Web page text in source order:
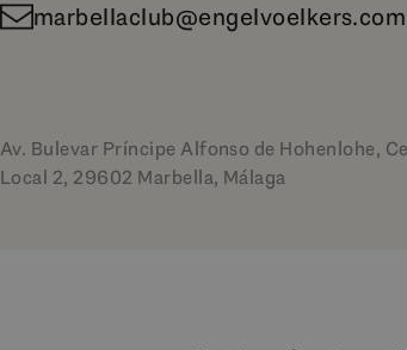
marbellaclub@engelvoelkers.com
Av. Bulevar Príncipe Alfonso de Hohenlohe,
Local 2, 29602 Marbella, Málaga